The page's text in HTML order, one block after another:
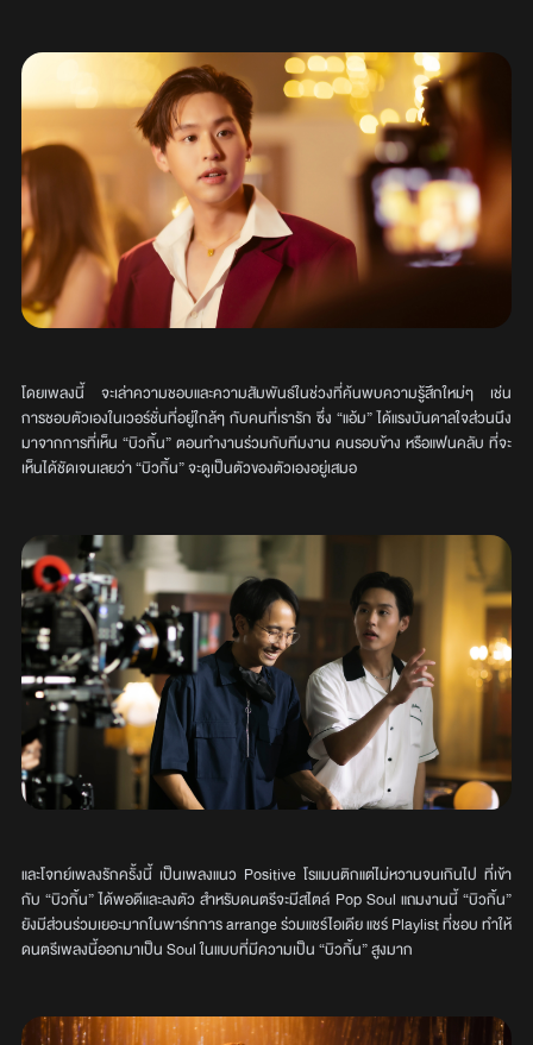
โดยเพลงนี้ จะเล่าความชอบและความสัมพันธ์ในช่วงที่ค้นพบความรู้สึกใหม่ๆ เช่น
การชอบตัวเองในเวอร์ชั่นที่อยู่ใกล้ๆ กับคนที่เรารัก ซึ่ง “แอ้ม” ได้แรงบันดาลใจส่วนนึง
มาจากการที่เห็น “บิวกิ้น” ตอนทำงานร่วมกับทีมงาน คนรอบข้าง หรือแฟนคลับ ที่จะ
เห็นได้ชัดเจนเลยว่า “บิวกิ้น” จะดูเป็นตัวของตัวเองอยู่เสมอ
และโจทย์เพลงรักครั้งนี้ เป็นเพลงแนว Positive โรแมนติกแต่ไม่หวานจนเกินไป ที่เข้า
กับ “บิวกิ้น” ได้พอดีและลงตัว สำหรับดนตรีจะมีสไตล์ Pop Soul แถมงานนี้ “บิวกิ้น”
ยังมีส่วนร่วมเยอะมากในพาร์ทการ arrange ร่วมแชร์ไอเดีย แชร์ Playlist ที่ชอบ ทำให้
ดนตรีเพลงนี้ออกมาเป็น Soul ในแบบที่มีความเป็น “บิวกิ้น” สูงมาก